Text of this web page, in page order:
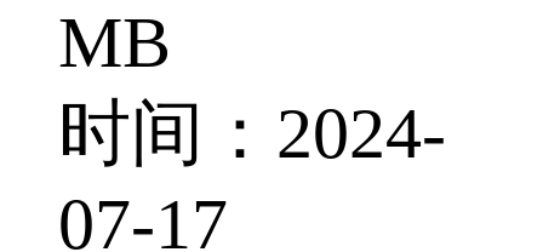
MB
时间：2024-
07-17